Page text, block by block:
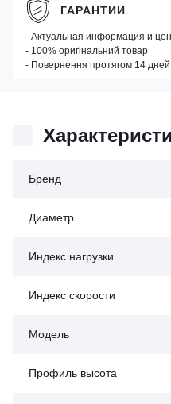
Бренд
Диаметр
Индекс нагрузки
Индекс скорости
Модель
Профиль высота
ГАРАНТИИ
- Актуальная информация и
- 100% оригінальний товар
- Повернення протягом 14